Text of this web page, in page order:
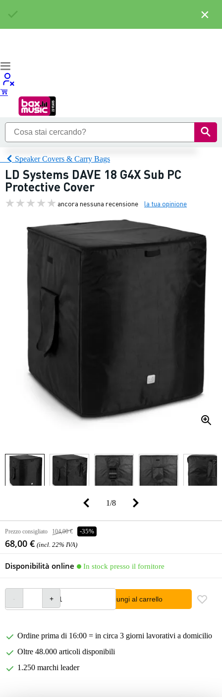
Speaker Covers & Carry Bags
LD Systems DAVE 18 G4X Sub PC
Protective Cover
ancora nessuna recensione la tua opinione
1/8
Prezzo consigliato 104,00 € -35%
68,00 € (incl. 22% IVA)
Disponibilità online In stock presso il fornitore
Aggiungi al carrello
Ordine prima di 16:00 = in circa 3 giorni lavorativi a domicilio
Oltre 48.000 articoli disponibili
1.250 marchi leader
×